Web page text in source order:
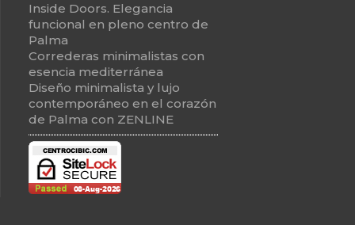
Inside Doors. Elegancia
funcional en pleno centro de
Palma
Correderas minimalistas con
esencia mediterránea
Diseño minimalista y lujo
contemporáneo en el corazón
de Palma con ZENLINE